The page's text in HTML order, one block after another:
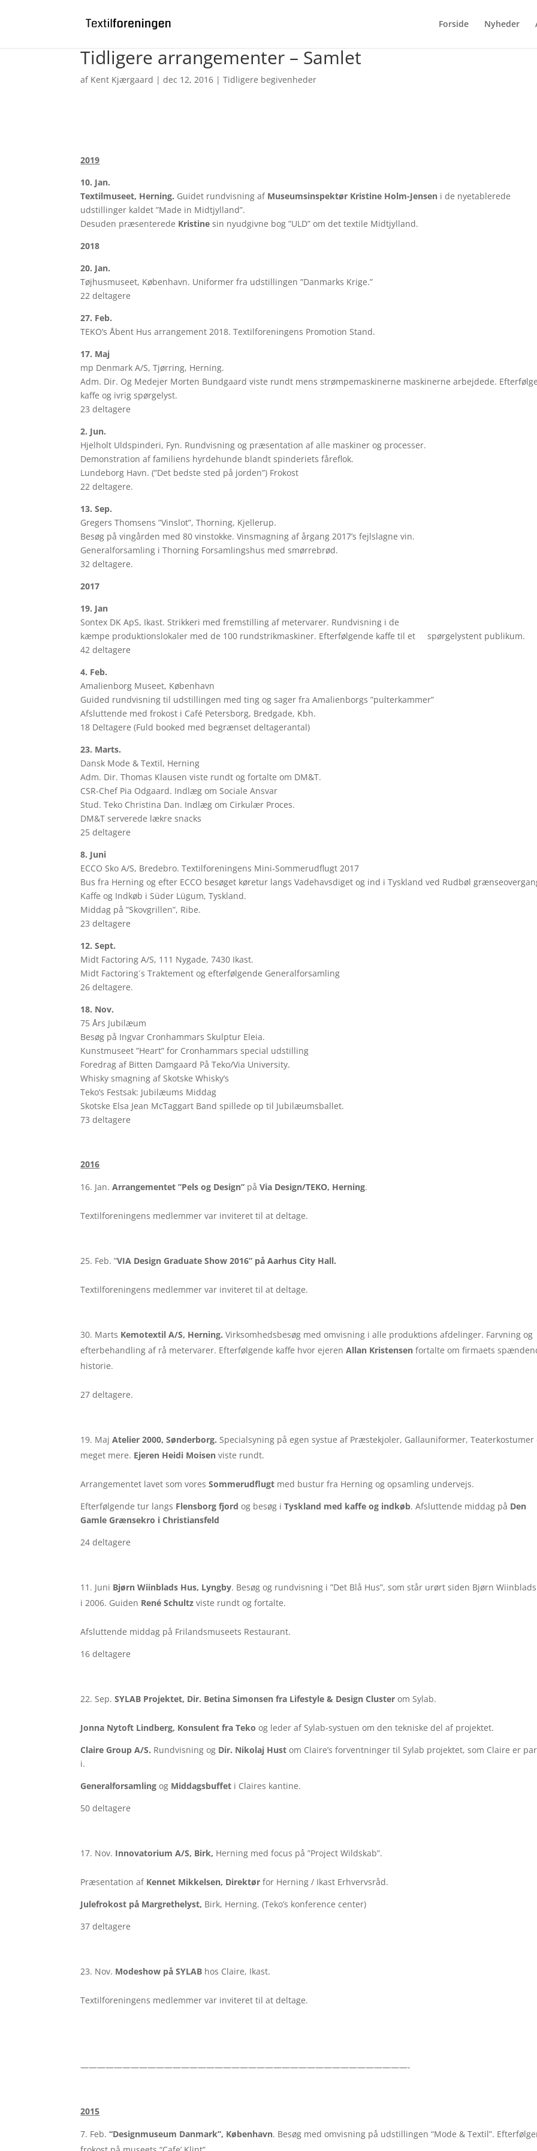
Forside
Nyheder
Tidligere arrangementer – Samlet
af Kent Kjærgaard |dec 12, 2016 |Tidligere begivenheder
2019
10. Jan.
Textilmuseet, Herning. Guidet rundvisning af Museumsinspektør Kristine Holm-Jensen i de nyetablerede
udstillinger kaldet ”Made in Midtjylland”.
Desuden præsenterede Kristine sin nyudgivne bog ”ULD” om det textile Midtjylland.
2018
20. Jan.
Tøjhusmuseet, København. Uniformer fra udstillingen ”Danmarks Krige.”
22 deltagere
27. Feb.
TEKO’s Åbent Hus arrangement 2018. Textilforeningens Promotion Stand.
17. Maj
mp Denmark A/S, Tjørring, Herning.
Adm. Dir. Og Medejer Morten Bundgaard viste rundt mens strømpemaskinerne maskinerne arbejdede.
kaffe og ivrig spørgelyst.
23 deltagere
2. Jun.
Hjelholt Uldspinderi, Fyn. Rundvisning og præsentation af alle maskiner og processer.
Demonstration af familiens hyrdehunde blandt spinderiets fåreflok.
Lundeborg Havn. (”Det bedste sted på jorden”) Frokost
22 deltagere.
13. Sep.
Gregers Thomsens ”Vinslot”, Thorning, Kjellerup.
Besøg på vingården med 80 vinstokke. Vinsmagning af årgang 2017’s fejlslagne vin.
Generalforsamling i Thorning Forsamlingshus med smørrebrød.
32 deltagere.
2017
19. Jan
Sontex DK ApS, Ikast. Strikkeri med fremstilling af metervarer. Rundvisning i de
kæmpe produktionslokaler med de 100 rundstrikmaskiner. Efterfølgende kaffe til et spørgelystent publikum.
42 deltagere
4. Feb.
Amalienborg Museet, København
Guided rundvisning til udstillingen med ting og sager fra Amalienborgs ”pulterkammer”
Afsluttende med frokost i Café Petersborg, Bredgade, Kbh.
18 Deltagere (Fuld booked med begrænset deltagerantal)
23. Marts.
Dansk Mode & Textil, Herning
Adm. Dir. Thomas Klausen viste rundt og fortalte om DM&T.
CSR-Chef Pia Odgaard. Indlæg om Sociale Ansvar
Stud. Teko Christina Dan. Indlæg om Cirkulær Proces.
DM&T serverede lækre snacks
25 deltagere
8. Juni
ECCO Sko A/S, Bredebro. Textilforeningens Mini-Sommerudflugt 2017
Bus fra Herning og efter ECCO besøget køretur langs Vadehavsdiget og ind i Tyskland ved Rudbøl
Kaffe og Indkøb i Süder Lügum, Tyskland.
Middag på ”Skovgrillen”, Ribe.
23 deltagere
12. Sept.
Midt Factoring A/S, 111 Nygade, 7430 Ikast.
Midt Factoring´s Traktement og efterfølgende Generalforsamling
26 deltagere.
18. Nov.
75 Års Jubilæum
Besøg på Ingvar Cronhammars Skulptur Eleia.
Kunstmuseet ”Heart” for Cronhammars special udstilling
Foredrag af Bitten Damgaard På Teko/Via University.
Whisky smagning af Skotske Whisky’s
Teko’s Festsak: Jubilæums Middag
Skotske Elsa Jean McTaggart Band spillede op til Jubilæumsballet.
73 deltagere
2016
Jan.Arrangementet ”Pels og Design” påVia Design/TEKO, Herning.
Textilforeningens medlemmer var inviteret til at deltage.
Feb. ”VIA Design Graduate Show 2016” på Aarhus City Hall.
Textilforeningens medlemmer var inviteret til at deltage.
Marts Kemotextil A/S, Herning. Virksomhedsbesøg med omvisning i alle produktions afdelinger. Farvning og
efterbehandling af rå metervarer. Efterfølgende kaffe hvor ejerenAllan Kristensen fortalte om firmaets
historie.
27 deltagere.
MajAtelier 2000, Sønderborg. Specialsyning på egen systue af Præstekjoler, Gallauniformer, Teaterkostumer
meget mere. Ejeren Heidi Moisen viste rundt.
Arrangementet lavet som voresSommerudflugt med bustur fra Herning og opsamling undervejs.
Efterfølgende tur langs Flensborg fjord og besøg iTyskland med kaffe og indkøb. Afsluttende middag på Den
Gamle Grænsekro i Christiansfeld
24 deltagere
Juni Bjørn Wiinblads Hus, Lyngby. Besøg og rundvisning i ”Det Blå Hus”, som står urørt siden Bjørn
i 2006. Guiden René Schultz viste rundt og fortalte.
Afsluttende middag på Frilandsmuseets Restaurant.
16 deltagere
Sep.SYLAB Projektet, Dir. Betina Simonsen fra Lifestyle & Design Cluster om Sylab.
Jonna Nytoft Lindberg, Konsulent fra Teko og leder af Sylab-systuen om den tekniske del af projektet.
Claire Group A/S. Rundvisning og Dir. Nikolaj Hust om Claire’s forventninger til Sylab projektet, som Claire er
i.
Generalforsamlingog Middagsbuffet i Claires kantine.
50 deltagere
Nov. Innovatorium A/S, Birk, Herning med focus på ”Project Wildskab”.
Præsentation af Kennet Mikkelsen, Direktør for Herning / Ikast Erhvervsråd.
Julefrokost på Margrethelyst, Birk, Herning. (Teko’s konference center)
37 deltagere
Nov. Modeshow på SYLAB hos Claire, Ikast.
Textilforeningens medlemmer var inviteret til at deltage.
———————————————————————————————————————-
2015
Feb.“Designmuseum Danmark”, København. Besøg med omvisning på udstillingen “Mode & Textil”.